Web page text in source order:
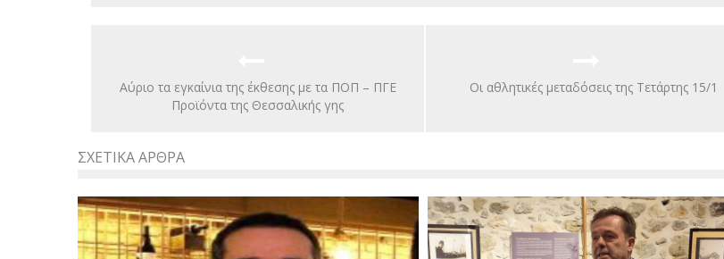
Αύριο τα εγκαίνια της έκθεσης με τα ΠΟΠ – ΠΓΕ
Προϊόντα της Θεσσαλικής γης
Οι αθλητικές μεταδόσεις της Τετάρτης 15/1
ΣΧΕΤΙΚΆ ΆΡΘΡΑ